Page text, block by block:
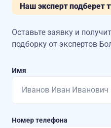
Наш эксперт подберет
Оставьте заявку и
подборку от экспертов
Имя
Номер телефона